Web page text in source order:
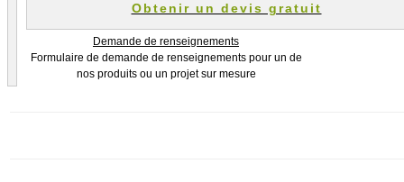
Obtenir un devis gratuit
Ville*
Demande de renseignements
Formulaire de demande de renseignements pour un de
nos produits ou un projet sur mesure